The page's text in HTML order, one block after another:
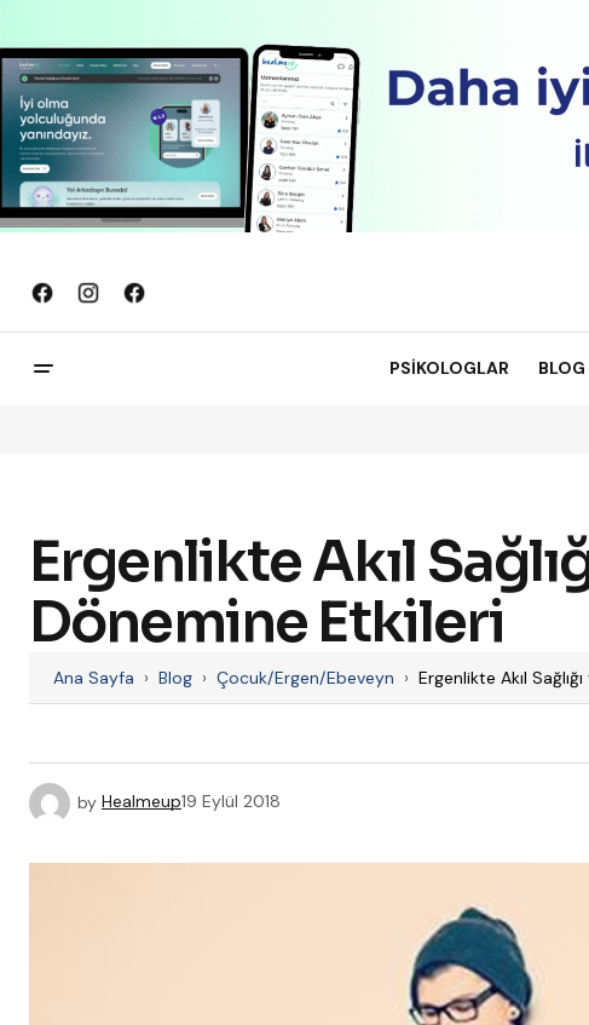
PSİKOLOGLAR BLOG
Ergenlikte Akıl
Dönemine Etkileri
Ana Sayfa › Blog › Çocuk/Ergen/Ebeveyn › Ergenlikte Akıl
by Healmeup19 Eylül 2018